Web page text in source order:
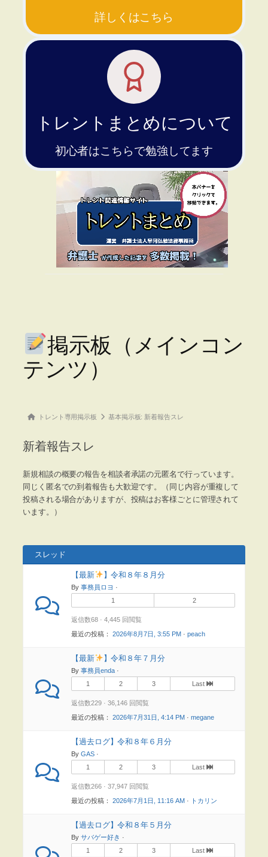
詳しくはこちら
トレントまとめについて
初心者はこちらで勉強してます
掲示板（メインコン
テンツ）
Forum
–
are
here:
トレント専用掲示板 基本掲示板: 新着報告スレ
新着報告スレ
新規相談の概要の報告を相談者承諾の元匿名で行っています。
同じく匿名での到着報告も大歓迎です。（同じ内容が重複して
投稿される場合がありますが、投稿はお客様ごとに管理されて
います。）
スレッド
【最新 】令和８年８月分
By 事務員ロヨ ·
1
2
返信数68 · 4,445 回閲覧
最近の投稿： 2026年8月7日, 3:55 PM · peach
【最新 】令和８年７月分
By 事務員enda ·
1
2 3 Last
返信数229 · 36,146 回閲覧
最近の投稿： 2026年7月31日, 4:14 PM · megane
【過去ログ】令和８年６月分
By GAS ·
1
2 3 Last
返信数266 · 37,947 回閲覧
最近の投稿： 2026年7月1日, 11:16 AM · トカリン
【過去ログ】令和８年５月分
By サバゲー好き ·
1
2 3 Last